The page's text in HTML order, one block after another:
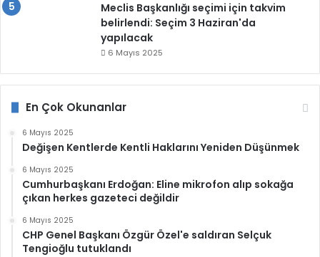
Meclis Başkanlığı seçimi için takvim
belirlendi: Seçim 3 Haziran'da
yapılacak
6 Mayıs 2025
En Çok Okunanlar
6 Mayıs 2025
Değişen Kentlerde Kentli Haklarını Yeniden Düşünmek
6 Mayıs 2025
Cumhurbaşkanı Erdoğan: Eline mikrofon alıp sokağa
çıkan herkes gazeteci değildir
6 Mayıs 2025
CHP Genel Başkanı Özgür Özel'e saldıran Selçuk
Tengioğlu tutuklandı